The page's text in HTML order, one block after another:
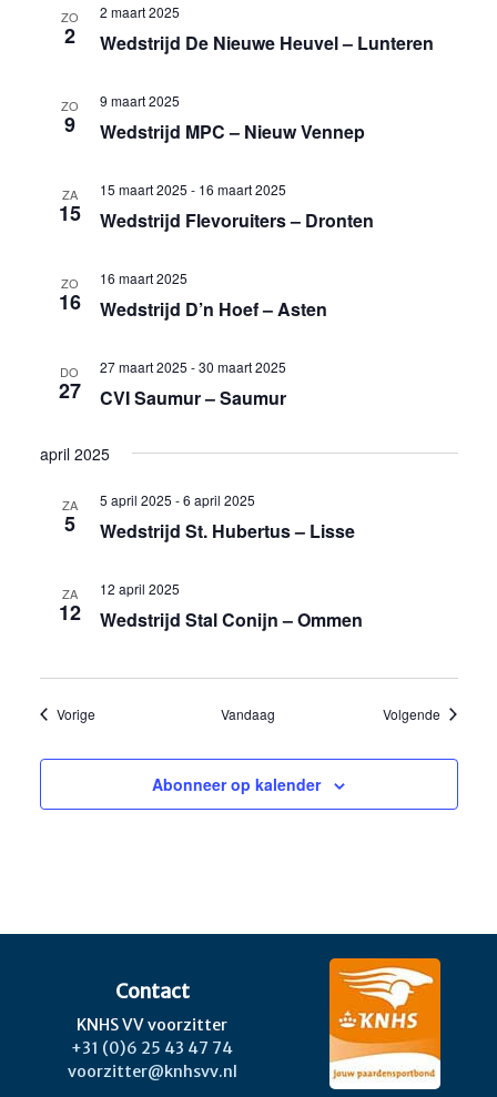
ZO
2 Wedstrijd De Nieuwe Heuvel – Lunteren
2 maart 2025
ZO
9 Wedstrijd MPC – Nieuw Vennep
9 maart 2025
ZA
15 Wedstrijd Flevoruiters – Dronten
15 maart 2025 - 16 maart 2025
ZO
16 Wedstrijd D’n Hoef – Asten
16 maart 2025
DO
27 CVI Saumur – Saumur
27 maart 2025 -30 maart 2025
april 2025
ZA
5 Wedstrijd St. Hubertus – Lisse
5 april 2025 -6 april 2025
ZA
12 Wedstrijd Stal Conijn – Ommen
12 april 2025
VorigeEvenementen Vandaag Volgende
Abonneer op kalender
Contact
KNHS VV voorzitter
+31 (0)6 25 43 47 74
voorzitter@knhsvv.nl